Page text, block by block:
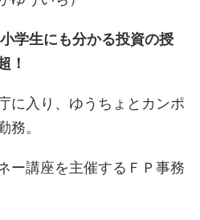
学生にも分かる投資の授
！
に入り、ゆうちょとカンポ
務。
ー講座を主催するＦＰ事務